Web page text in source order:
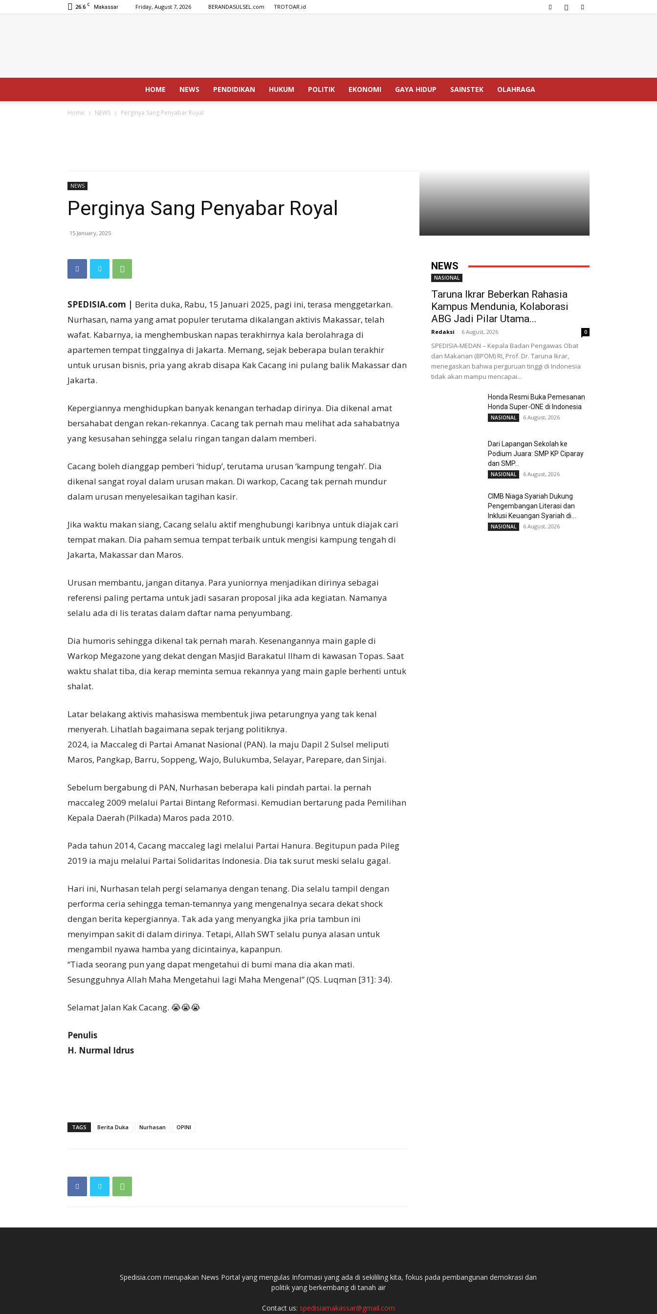
26.6 C Makassar Friday, August 7, 2026 BERANDASULSEL.com TROTOAR.id
SPEDISIA.com
HOME NEWS PENDIDIKAN HUKUM POLITIK EKONOMI GAYA HIDUP SAINSTEK OLAHRAGA
Home NEWS Perginya Sang Penyabar Royal
NEWS
Perginya Sang Penyabar Royal
15 January, 2025
SPEDISIA.com | Berita duka, Rabu, 15 Januari 2025, pagi ini, terasa menggetarkan.
Nurhasan, nama yang amat populer terutama dikalangan aktivis Makassar, telah
wafat. Kabarnya, ia menghembuskan napas terakhirnya kala berolahraga di
apartemen tempat tinggalnya di Jakarta. Memang, sejak beberapa bulan terakhir
untuk urusan bisnis, pria yang akrab disapa Kak Cacang ini pulang balik Makassar dan
Jakarta.
Kepergiannya menghidupkan banyak kenangan terhadap dirinya. Dia dikenal amat
bersahabat dengan rekan-rekannya. Cacang tak pernah mau melihat ada sahabatnya
yang kesusahan sehingga selalu ringan tangan dalam memberi.
Cacang boleh dianggap pemberi ‘hidup’, terutama urusan ‘kampung tengah’. Dia
dikenal sangat royal dalam urusan makan. Di warkop, Cacang tak pernah mundur
dalam urusan menyelesaikan tagihan kasir.
Jika waktu makan siang, Cacang selalu aktif menghubungi karibnya untuk diajak cari
tempat makan. Dia paham semua tempat terbaik untuk mengisi kampung tengah di
Jakarta, Makassar dan Maros.
Urusan membantu, jangan ditanya. Para yuniornya menjadikan dirinya sebagai
referensi paling pertama untuk jadi sasaran proposal jika ada kegiatan. Namanya
selalu ada di lis teratas dalam daftar nama penyumbang.
Dia humoris sehingga dikenal tak pernah marah. Kesenangannya main gaple di
Warkop Megazone yang dekat dengan Masjid Barakatul Ilham di kawasan Topas. Saat
waktu shalat tiba, dia kerap meminta semua rekannya yang main gaple berhenti untuk
shalat.
Latar belakang aktivis mahasiswa membentuk jiwa petarungnya yang tak kenal
menyerah. Lihatlah bagaimana sepak terjang politiknya.
2024, ia Maccaleg di Partai Amanat Nasional (PAN). Ia maju Dapil 2 Sulsel meliputi
Maros, Pangkap, Barru, Soppeng, Wajo, Bulukumba, Selayar, Parepare, dan Sinjai.
Sebelum bergabung di PAN, Nurhasan beberapa kali pindah partai. Ia pernah
maccaleg 2009 melalui Partai Bintang Reformasi. Kemudian bertarung pada Pemilihan
Kepala Daerah (Pilkada) Maros pada 2010.
Pada tahun 2014, Cacang maccaleg lagi melalui Partai Hanura. Begitupun pada Pileg
2019 ia maju melalui Partai Solidaritas Indonesia. Dia tak surut meski selalu gagal.
Hari ini, Nurhasan telah pergi selamanya dengan tenang. Dia selalu tampil dengan
performa ceria sehingga teman-temannya yang mengenalnya secara dekat shock
dengan berita kepergiannya. Tak ada yang menyangka jika pria tambun ini
menyimpan sakit di dalam dirinya. Tetapi, Allah SWT selalu punya alasan untuk
mengambil nyawa hamba yang dicintainya, kapanpun.
“Tiada seorang pun yang dapat mengetahui di bumi mana dia akan mati.
Sesungguhnya Allah Maha Mengetahui lagi Maha Mengenal” (QS. Luqman [31]: 34).
Selamat Jalan Kak Cacang. 😭😭😭
Penulis
H. Nurmal Idrus
TAGS Berita Duka Nurhasan OPINI
NEWS
NASIONAL
Taruna Ikrar Beberkan Rahasia
Kampus Mendunia, Kolaborasi
ABG Jadi Pilar Utama...
Redaksi - 6 August, 2026 0
SPEDISIA-MEDAN – Kepala Badan Pengawas Obat
dan Makanan (BPOM) RI, Prof. Dr. Taruna Ikrar,
menegaskan bahwa perguruan tinggi di Indonesia
tidak akan mampu mencapai...
Honda Resmi Buka Pemesanan
Honda Super-ONE di Indonesia
NASIONAL 6 August, 2026
Dari Lapangan Sekolah ke
Podium Juara: SMP KP Ciparay
dan SMP...
NASIONAL 6 August, 2026
CIMB Niaga Syariah Dukung
Pengembangan Literasi dan
Inklusi Keuangan Syariah di...
NASIONAL 6 August, 2026
Spedisia.com merupakan News Portal yang mengulas Informasi yang ada di sekililing kita, fokus pada pembangunan demokrasi dan
politik yang berkembang di tanah air
Contact us: spedisiamakassar@gmail.com